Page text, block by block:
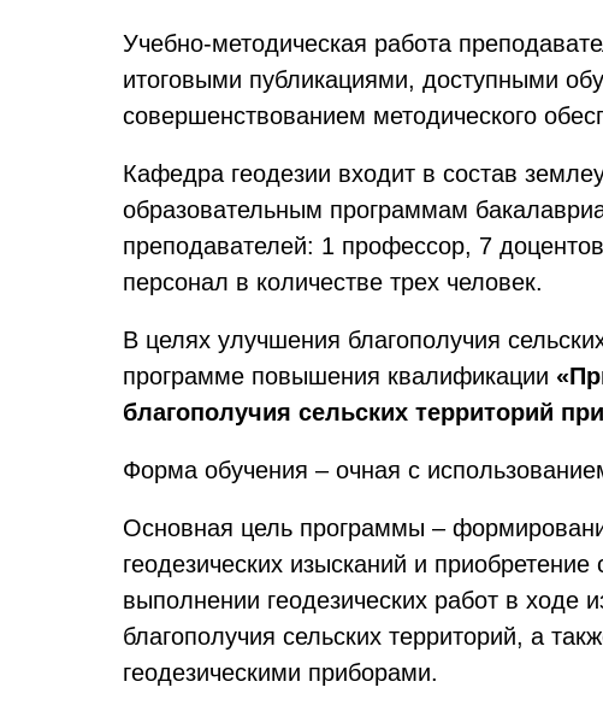
Учебно-методическая работа
итоговыми публикациями, доступными
совершенствованием методического
Кафедра геодезии входит в состав
образовательным программам
преподавателей: 1 профессор, 7
персонал в количестве трех человек.
В целях улучшения благополучия
программе повышения квалификации
благополучия сельских территорий
Форма обучения – очная с
Основная цель программы –
геодезических изысканий и
выполнении геодезических работ в ходе
благополучия сельских территорий, а
геодезическими приборами.